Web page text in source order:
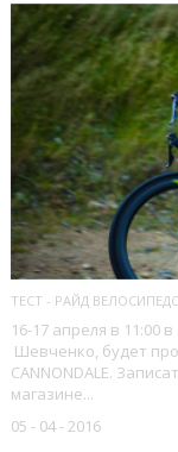
ТЕСТ - РАЙД
16-17 апреля в
Шевченко, будет
CANNONDALE.
магазине...
05 - 04 - 2016